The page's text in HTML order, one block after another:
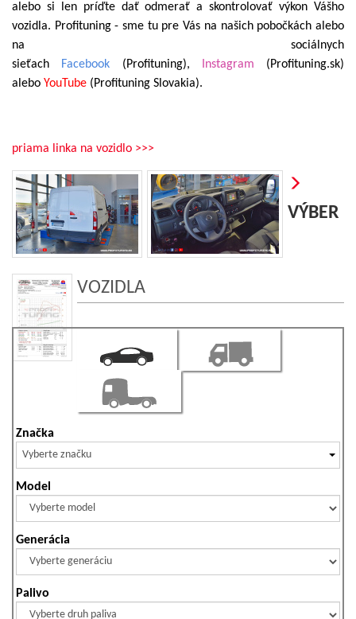
alebo si len príďte dať odmerať a skontrolovať výkon Vášho
vozidla. Profituning - sme tu pre Vás na našich pobočkách alebo
na sociálnych
sieťach Facebook (Profituning), Instagram
(Profituning.sk)
alebo YouTube (Profituning Slovakia).
priama linka na vozidlo >>>
VÝBER
VOZIDLA
Značka
Vyberte značku
Model
Generácia
Palivo